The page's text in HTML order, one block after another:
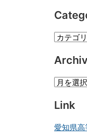
Category
Archive
Link
愛知県